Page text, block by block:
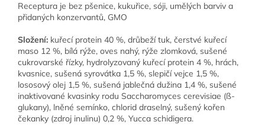
Receptura je bez pšenice, kukuřice, sóji, umělých barviv a
přidaných konzervantů, GMO
Složení: kuřecí protein 40 %, drůbeží tuk, čerstvé kuřecí
maso 12 %, bílá rýže, oves nahý, rýže zlomková, sušené
cukrovarské řízky, hydrolyzovaný kuřecí protein 4 %, hrách,
kvasnice, sušená syrovátka 1,5 %, slepičí vejce 1,5 %,
lososový olej 1,5 %, sušená jablečná dužina 1,4 %, sušené
inaktivované kvasinky rodu Saccharomyces cerevisiae (ß-
glukany), lněné semínko, chlorid draselný, sušený kořen
čekanky (zdroj inulinu) 0,2 %, Yucca schidigera.